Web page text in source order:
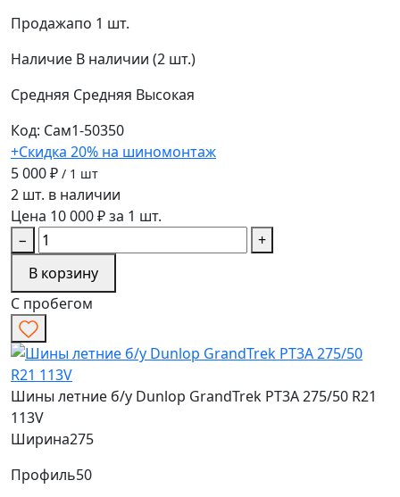
Продажапо 1 шт.
Наличие В наличии (2 шт.)
Средняя Средняя Высокая
Код: Сам1-50350
+Скидка 20% на шиномонтаж
5 000 ₽ / 1 шт
2 шт. в наличии
Цена 10 000 ₽ за 1 шт.
−
+
В корзину
С пробегом
Шины летние б/у Dunlop GrandTrek PT3A 275/50 R21
113V
Ширина275
Профиль50